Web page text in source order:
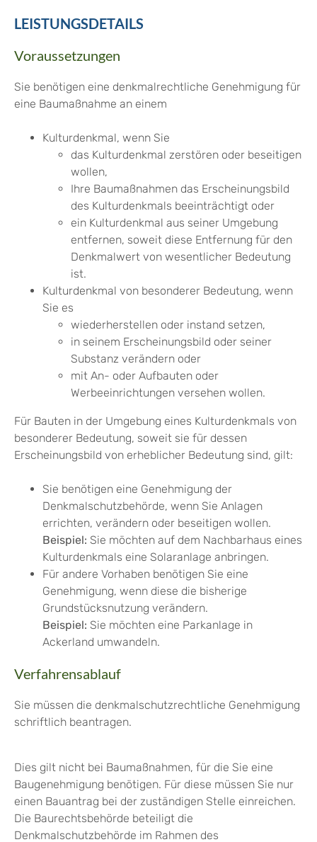
LEISTUNGSDETAILS
Voraussetzungen
Sie benötigen eine denkmalrechtliche Genehmigung für
eine Baumaßnahme an einem
Kulturdenkmal, wenn Sie
das Kulturdenkmal zerstören oder beseitigen
wollen,
Ihre Baumaßnahmen das Erscheinungsbild
des Kulturdenkmals beeinträchtigt oder
ein Kulturdenkmal aus seiner Umgebung
entfernen, soweit diese Entfernung für den
Denkmalwert von wesentlicher Bedeutung
ist.
Kulturdenkmal von besonderer Bedeutung, wenn
Sie es
wiederherstellen oder instand setzen,
in seinem Erscheinungsbild oder seiner
Substanz verändern oder
mit An- oder Aufbauten oder
Werbeeinrichtungen versehen wollen.
Für Bauten in der Umgebung eines Kulturdenkmals von
besonderer Bedeutung, soweit sie für dessen
Erscheinungsbild von erheblicher Bedeutung sind, gilt:
Sie benötigen eine Genehmigung der
Denkmalschutzbehörde, wenn Sie Anlagen
errichten, verändern oder beseitigen wollen.
Beispiel: Sie möchten auf dem Nachbarhaus eines
Kulturdenkmals eine Solaranlage anbringen.
Für andere Vorhaben benötigen Sie eine
Genehmigung, wenn diese die bisherige
Grundstücksnutzung verändern.
Beispiel: Sie möchten eine Parkanlage in
Ackerland umwandeln.
Verfahrensablauf
Sie müssen die denkmalschutzrechtliche Genehmigung
schriftlich beantragen.
Dies gilt nicht bei Baumaßnahmen, für die Sie eine
Baugenehmigung benötigen. Für diese müssen Sie nur
einen Bauantrag bei der zuständigen Stelle einreichen.
Die Baurechtsbehörde beteiligt die
Denkmalschutzbehörde im Rahmen des